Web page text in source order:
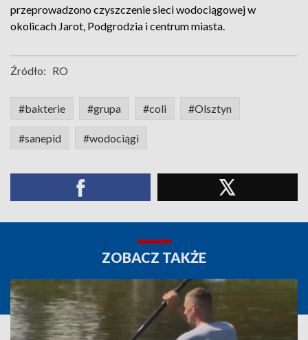
przeprowadzono czyszczenie sieci wodociągowej w
okolicach Jarot, Podgrodzia i centrum miasta.
Źródło: RO
#bakterie #grupa #coli #Olsztyn
#sanepid #wodociągi
ZOBACZ TAKŻE